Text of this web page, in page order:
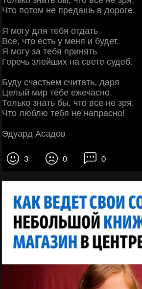
Что потом не предашь в дороге.
Я могу для тебя отдать
Все, что есть у меня и будет.
Я могу за тебя принять
Горечь злейших на свете судеб.
Буду счастьем считать, даря
Целый мир тебе ежечасно.
Только знать бы, что все не зря,
Что люблю тебя не напрасно!
Эдуард Асадов
3 0 0